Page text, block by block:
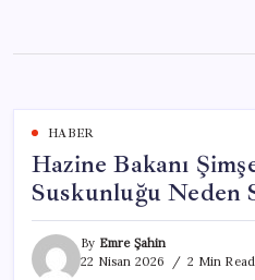
content
HABER
Hazine Bakanı
Suskunluğu Neden
By Emre Şahin
22 Nisan 2026
2 Min Read